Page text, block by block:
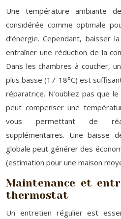
Une température ambiante
considérée comme optimale
d’énergie. Cependant, baisser
entraîner une réduction de la
Dans les chambres à coucher,
plus basse (17-18°C) est
réparatrice. N’oubliez pas que
peut compenser une
vous permettant de
supplémentaires. Une baisse
globale peut générer des
(estimation pour une maison
Maintenance et
thermostat
Un entretien régulier est